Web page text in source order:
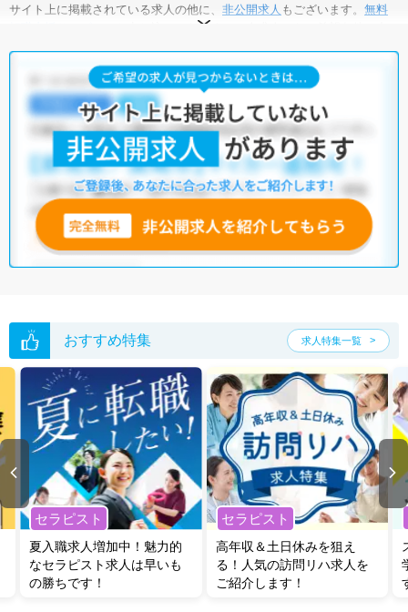
サイト上に掲載されている求人の他に、 非公開求人 もございます。 無料
にお申し込みいただくと、全求人からご希望条件に合
長崎県の医療事務求人では以下のような条件が人気です。
積極採用中・残業少なめ ・ 住宅手当・補助あり ・
・病院・クリニック
他の条件でも人気の求人がございますので、「こだわり条件」から検索
いただくか、お気軽にお問い合わせください。
全国の医療事務求人から検索いただくことも可能です。
無料転職支援サービス
にお申し込みいただくと、ご希望条件をヒアリン
グした上で求人をご提案いたします。
ご希望条件がまだ定まっていない方は人気の希望条件をピックアップし
い。
おすすめ特集 求人特集一覧
セラピスト
夏入職求人増加中！魅力的
なセラピスト求人は早いも
の勝ちです！
セラピスト
高年収＆土日休みを狙え
る！人気の訪問リハ求人を
ご紹介します！